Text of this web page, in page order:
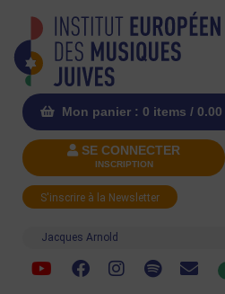
Mon panier : 0 items / 0.00
SE CONNECTER
INSCRIPTION
S'inscrire à la Newsletter
Recherche